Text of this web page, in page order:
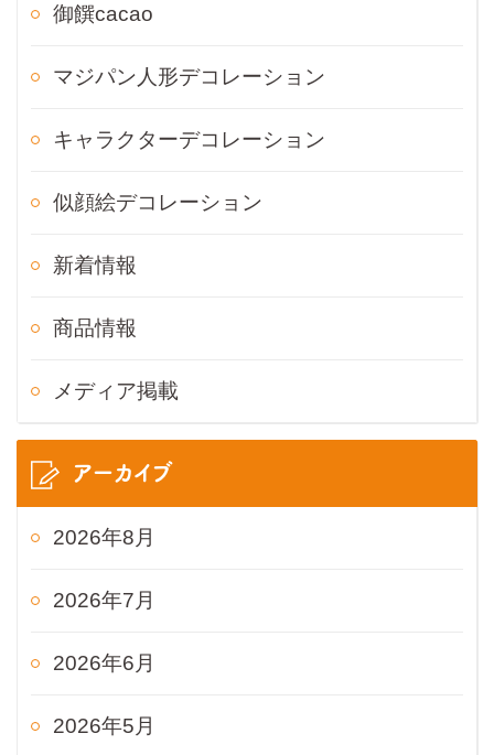
御饌cacao
マジパン人形デコレーション
キャラクターデコレーション
似顔絵デコレーション
新着情報
商品情報
メディア掲載
アーカイブ
2026年8月
2026年7月
2026年6月
2026年5月